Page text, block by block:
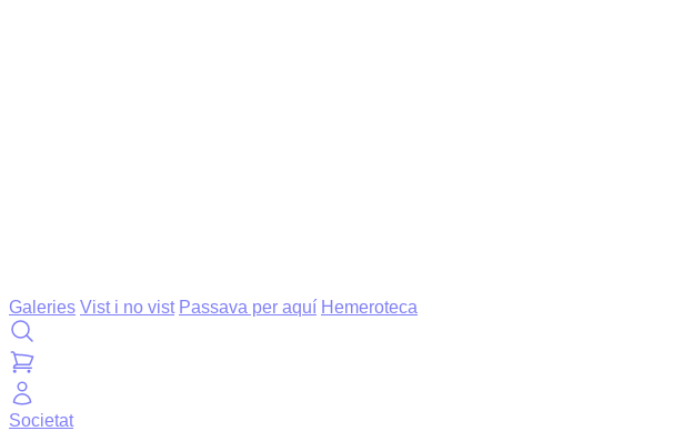
Galeries Vist i no vist Passava per aquí Hemeroteca
Societat